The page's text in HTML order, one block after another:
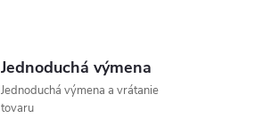
Jednoduchá výmena
Jednoduchá výmena a vrátanie
tovaru